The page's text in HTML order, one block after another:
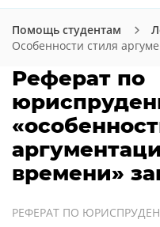
Помощь студентам
Особенности стиля
Реферат по
времени»
РЕФЕРАТ ПО